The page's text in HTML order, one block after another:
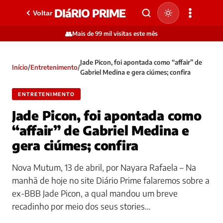
Voltar DIáRIO PRIME
👥Mais de 99 mil visitas este mês
Início/Entretenimento/
Jade Picon, foi apontada como “affair” de
Gabriel Medina e gera ciúmes; confira
ENTRETENIMENTO
Jade Picon, foi apontada como
“affair” de Gabriel Medina e
gera ciúmes; confira
Nova Mutum, 13 de abril, por Nayara Rafaela – Na
manhã de hoje no site Diário Prime falaremos sobre a
ex-BBB Jade Picon, a qual mandou um breve
recadinho por meio dos seus stories…